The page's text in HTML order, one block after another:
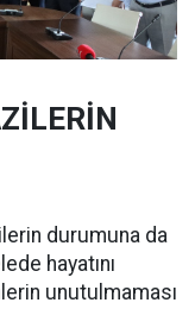
durumuna da
hayatını
unutulmaması